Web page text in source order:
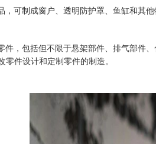
可制成窗户、透明防护罩、鱼缸和其他
件，包括但不限于悬架部件、排气部件
件设计和定制零件的制造。